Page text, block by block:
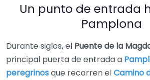
Un punto de entrada
Pamplona
Durante siglos, el Puente de la
principal puerta de entrada a
peregrinosque recorren elCamino